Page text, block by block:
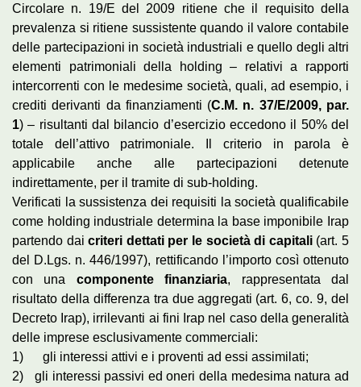
Circolare n. 19/E del 2009 ritiene che il requisito della
prevalenza si ritiene sussistente quando il valore contabile
delle partecipazioni in società industriali e quello degli altri
elementi patrimoniali della holding – relativi a rapporti
intercorrenti con le medesime società, quali, ad esempio, i
crediti derivanti da finanziamenti (C.M. n. 37/E/2009, par.
1) – risultanti dal bilancio d’esercizio eccedono il 50% del
totale dell’attivo patrimoniale. Il criterio in parola è
applicabile anche alle partecipazioni detenute
indirettamente, per il tramite di sub-holding.
Verificati la sussistenza dei requisiti la società qualificabile
come holding industriale determina la base imponibile Irap
partendo daicriteri dettati per le società di capitali(art. 5
del D.Lgs. n. 446/1997), rettificando l’importo così ottenuto
con una componente finanziaria, rappresentata dal
risultato della differenza tra due aggregati (art. 6, co. 9, del
Decreto Irap), irrilevanti ai fini Irap nel caso della generalità
delle imprese esclusivamente commerciali:
1) gli interessi attivi e i proventi ad essi assimilati;
2) gli interessi passivi ed oneri della medesima natura ad